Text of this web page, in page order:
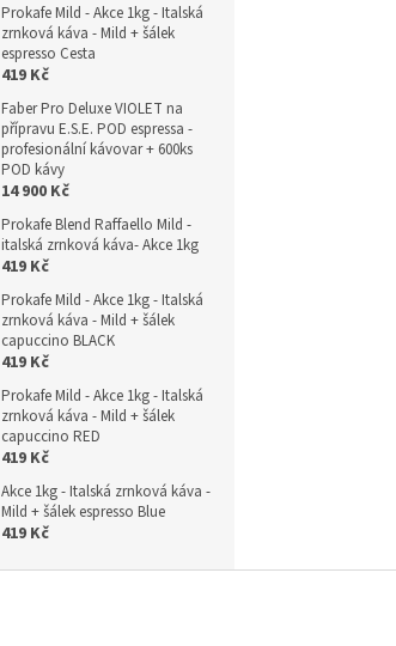
Prokafe Mild - Akce 1kg - Italská
zrnková káva - Mild + šálek
espresso Cesta
419 Kč
Faber Pro Deluxe VIOLET na
přípravu E.S.E. POD espressa -
profesionální kávovar + 600ks
POD kávy
14 900 Kč
Prokafe Blend Raffaello Mild -
italská zrnková káva- Akce 1kg
419 Kč
Prokafe Mild - Akce 1kg - Italská
zrnková káva - Mild + šálek
capuccino BLACK
419 Kč
Prokafe Mild - Akce 1kg - Italská
zrnková káva - Mild + šálek
capuccino RED
419 Kč
Akce 1kg - Italská zrnková káva -
Mild + šálek espresso Blue
419 Kč